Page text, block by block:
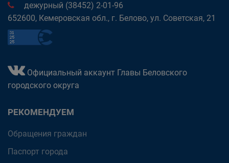
дежурный (38452) 2-01-96
652600, Кемеровская обл., г. Белово, ул. Советская, 21
Официальный аккаунт Главы Беловского
городского округа
РЕКОМЕНДУЕМ
Обращения граждан
Паспорт города